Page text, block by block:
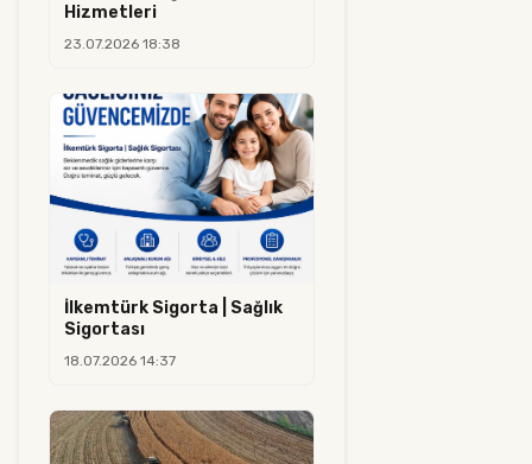
Hizmetleri
23.07.2026 18:38
İlkemtürk Sigorta | Sağlık
Sigortası
18.07.2026 14:37